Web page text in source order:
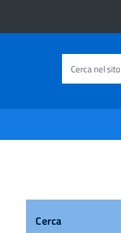
Cerca nel sito
Cerca